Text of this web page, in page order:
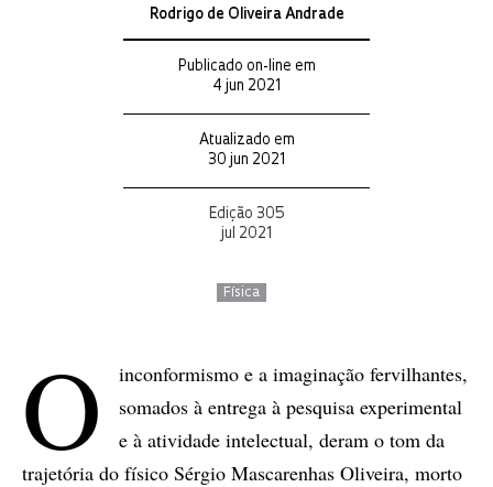
Rodrigo de Oliveira Andrade
Publicado on-line em
4 jun 2021
Atualizado em
30 jun 2021
Edição 305
jul 2021
Física
O
inconformismo e a imaginação fervilhantes,
somados à entrega à pesquisa experimental
e à atividade intelectual, deram o tom da
trajetória do físico Sérgio Mascarenhas Oliveira, morto